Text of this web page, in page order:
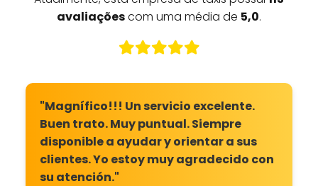
avaliaçõescom uma média de 5,0.
"Magnífico!!! Un servicio excelente.
Buen trato. Muy puntual. Siempre
disponible a ayudar y orientar a sus
clientes. Yo estoy muy agradecido con
su atención."